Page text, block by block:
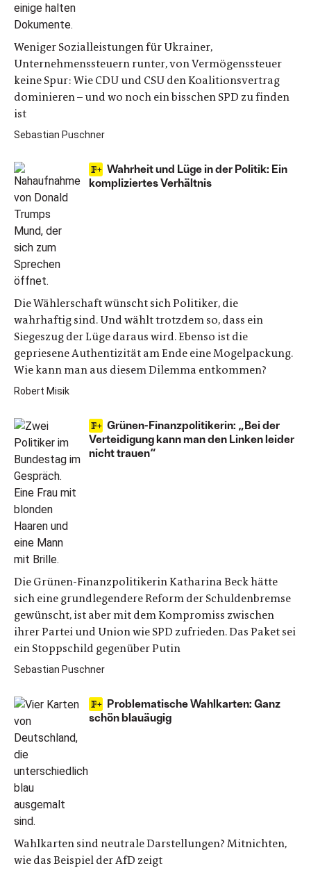
Weniger Sozialleistungen für Ukrainer,
Unternehmenssteuern runter, von Vermögenssteuer
keine Spur: Wie CDU und CSU den Koalitionsvertrag
dominieren – und wo noch ein bisschen SPD zu finden
ist
Sebastian Puschner
Wahrheit und Lüge in der Politik: Ein
kompliziertes Verhältnis
Die Wählerschaft wünscht sich Politiker, die
wahrhaftig sind. Und wählt trotzdem so, dass ein
Siegeszug der Lüge daraus wird. Ebenso ist die
gepriesene Authentizität am Ende eine Mogelpackung.
Wie kann man aus diesem Dilemma entkommen?
Robert Misik
Grünen-Finanzpolitikerin: „Bei der
Verteidigung kann man den Linken leider
nicht trauen“
Die Grünen-Finanzpolitikerin Katharina Beck hätte
sich eine grundlegendere Reform der Schuldenbremse
gewünscht, ist aber mit dem Kompromiss zwischen
ihrer Partei und Union wie SPD zufrieden. Das Paket sei
ein Stoppschild gegenüber Putin
Sebastian Puschner
Problematische Wahlkarten: Ganz
schön blauäugig
Wahlkarten sind neutrale Darstellungen? Mitnichten,
wie das Beispiel der AfD zeigt